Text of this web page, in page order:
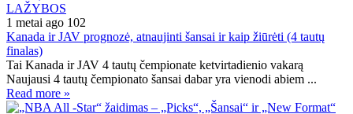
LAŽYBOS
1 metai ago 102
Kanada ir JAV prognozė, atnaujinti šansai ir kaip žiūrėti (4 tautų
finalas)
Tai Kanada ir JAV 4 tautų čempionate ketvirtadienio vakarą
Naujausi 4 tautų čempionato šansai dabar yra vienodi abiem ...
Read more »